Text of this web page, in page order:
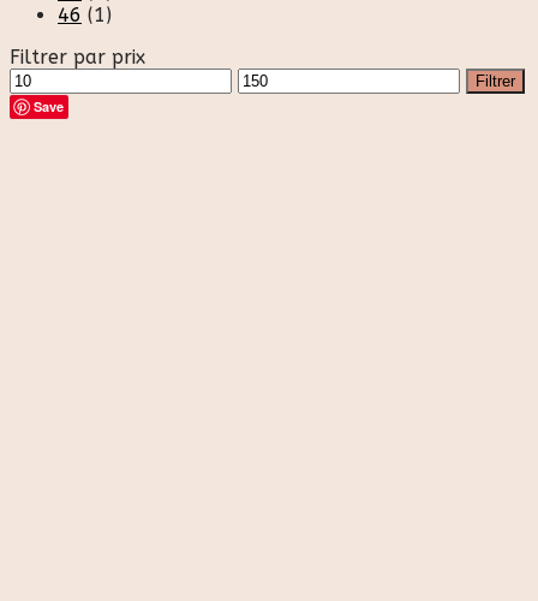
46 (1)
Filtrer par prix
Prix
min
Prix
max
Filtrer
Save